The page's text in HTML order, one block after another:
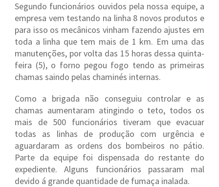
Segundo funcionários ouvidos pela nossa equipe, a
empresa vem testando na linha 8 novos produtos e
para isso os mecânicos vinham fazendo ajustes em
toda a linha que tem mais de 1 km. Em uma das
manutenções, por volta das 15 horas dessa quinta-
feira (5), o forno pegou fogo tendo as primeiras
chamas saindo pelas chaminés internas.
Como a brigada não conseguiu controlar e as
chamas aumentaram atingindo o teto, todos os
mais de 500 funcionários tiveram que evacuar
todas as linhas de produção com urgência e
aguardaram as ordens dos bombeiros no pátio.
Parte da equipe foi dispensada do restante do
expediente. Alguns funcionários passaram mal
devido á grande quantidade de fumaça inalada.